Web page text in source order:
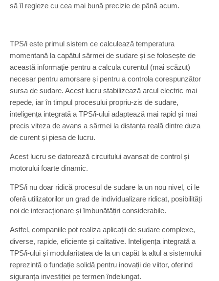
să îl regleze cu cea mai bună precizie de până acum.
TPS/i este primul sistem ce calculează temperatura
momentană la capătul sârmei de sudare și se folosește de
această informație pentru a calcula curentul (mai scăzut)
necesar pentru amorsare și pentru a controla corespunzător
sursa de sudare. Acest lucru stabilizează arcul electric mai
repede, iar în timpul procesului propriu-zis de sudare,
inteligența integrată a TPS/i-ului adaptează mai rapid și mai
precis viteza de avans a sârmei la distanța reală dintre duza
de curent și piesa de lucru.
Acest lucru se datorează circuitului avansat de control și
motorului foarte dinamic.
TPS/i nu doar ridică procesul de sudare la un nou nivel, ci le
oferă utilizatorilor un grad de individualizare ridicat, posibilități
noi de interacționare și îmbunătățiri considerabile.
Astfel, companiile pot realiza aplicații de sudare complexe,
diverse, rapide, eficiente și calitative. Inteligența integrată a
TPS/i-ului și modularitatea de la un capăt la altul a sistemului
reprezintă o fundație solidă pentru inovații de viitor, oferind
siguranța investiției pe termen îndelungat.